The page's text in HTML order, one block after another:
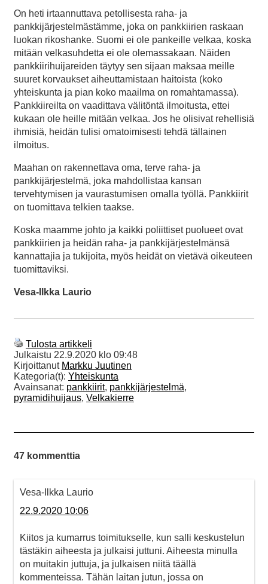
On heti irtaannuttava petollisesta raha- ja
pankkijärjestelmästämme, joka on pankkiirien raskaan
luokan rikoshanke. Suomi ei ole pankeille velkaa, koska
mitään velkasuhdetta ei ole olemassakaan. Näiden
pankkiirihuijareiden täytyy sen sijaan maksaa meille
suuret korvaukset aiheuttamistaan haitoista (koko
yhteiskunta ja pian koko maailma on romahtamassa).
Pankkiireilta on vaadittava välitöntä ilmoitusta, ettei
kukaan ole heille mitään velkaa. Jos he olisivat rehellisiä
ihmisiä, heidän tulisi omatoimisesti tehdä tällainen
ilmoitus.
Maahan on rakennettava oma, terve raha- ja
pankkijärjestelmä, joka mahdollistaa kansan
tervehtymisen ja vaurastumisen omalla työllä. Pankkiirit
on tuomittava telkien taakse.
Koska maamme johto ja kaikki poliittiset puolueet ovat
pankkiirien ja heidän raha- ja pankkijärjestelmänsä
kannattajia ja tukijoita, myös heidät on vietävä oikeuteen
tuomittaviksi.
Vesa-Ilkka Laurio
Tulosta artikkeli
Julkaistu 22.9.2020 klo 09:48
Kirjoittanut Markku Juutinen
Kategoria(t): Yhteiskunta
Avainsanat: pankkiirit, pankkijärjestelmä,
pyramidihuijaus, Velkakierre
47 kommenttia
Vesa-Ilkka Laurio
22.9.2020 10:06
Kiitos ja kumarrus toimitukselle, kun salli keskustelun
tästäkin aiheesta ja julkaisi juttuni. Aiheesta minulla
on muitakin juttuja, ja julkaisen niitä täällä
kommenteissa. Tähän laitan jutun, jossa on